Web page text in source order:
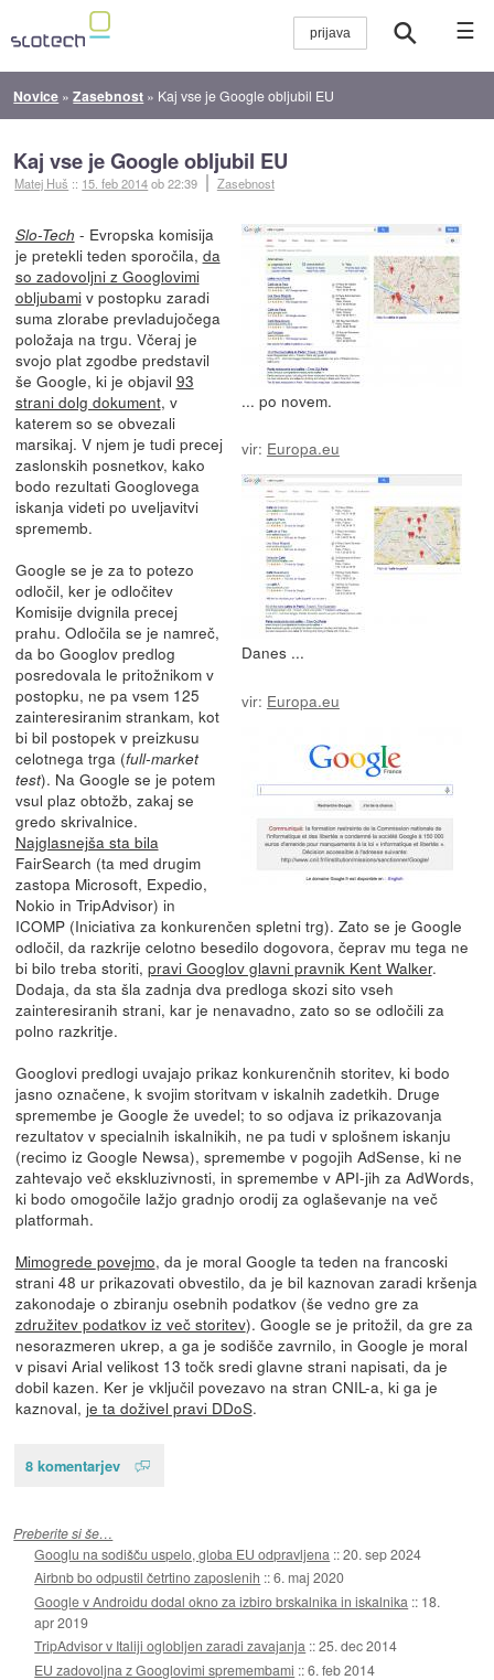
☰
Novice »Zasebnost » Kaj vse je Google obljubil EU
Kaj vse je Google obljubil EU
Matej Huš :: 15. feb 2014ob 22:39 Zasebnost
... po novem.
vir: Europa.eu
Danes ...
vir: Europa.eu
Slo-Tech - Evropska komisija
je pretekli teden sporočila, da
so zadovoljni z Googlovimi
obljubamiv postopku zaradi
suma zlorabe prevladujočega
položaja na trgu. Včeraj je
svojo plat zgodbe predstavil
še Google, ki je objavil 93
strani dolg dokument, v
katerem so se obvezali
marsikaj. V njem je tudi precej
zaslonskih posnetkov, kako
bodo rezultati Googlovega
iskanja videti po uveljavitvi
sprememb.
Google se je za to potezo
odločil, ker je odločitev
Komisije dvignila precej
prahu. Odločila se je namreč,
da bo Googlov predlog
posredovala le pritožnikom v
postopku, ne pa vsem 125
zainteresiranim strankam, kot
bi bil postopek v preizkusu
celotnega trga (full-market
test). Na Google se je potem
vsul plaz obtožb, zakaj se
gredo skrivalnice.
Najglasnejša sta bila
FairSearch (ta med drugim
zastopa Microsoft, Expedio,
Nokio in TripAdvisor) in
ICOMP (Iniciativa za konkurenčen spletni trg). Zato se je Google
odločil, da razkrije celotno besedilo dogovora, čeprav mu tega ne
bi bilo treba storiti, pravi Googlov glavni pravnik Kent Walker.
Dodaja, da sta šla zadnja dva predloga skozi sito vseh
zainteresiranih strani, kar je nenavadno, zato so se odločili za
polno razkritje.
Googlovi predlogi uvajajo prikaz konkurenčnih storitev, ki bodo
jasno označene, k svojim storitvam v iskalnih zadetkih. Druge
spremembe je Google že uvedel; to so odjava iz prikazovanja
rezultatov v specialnih iskalnikih, ne pa tudi v splošnem iskanju
(recimo iz Google Newsa), spremembe v pogojih AdSense, ki ne
zahtevajo več ekskluzivnosti, in spremembe v API-jih za AdWords,
ki bodo omogočile lažjo gradnjo orodij za oglaševanje na več
platformah.
Mimogrede povejmo, da je moral Google ta teden na francoski
strani 48 ur prikazovati obvestilo, da je bil kaznovan zaradi kršenja
zakonodaje o zbiranju osebnih podatkov (še vedno gre za
združitev podatkov iz več storitev). Google se je pritožil, da gre za
nesorazmeren ukrep, a ga je sodišče zavrnilo, in Google je moral
v pisavi Arial velikost 13 točk sredi glavne strani napisati, da je
dobil kazen. Ker je vključil povezavo na stran CNIL-a, ki ga je
kaznoval, je ta doživel pravi DDoS.
8 komentarjev
Preberite si še…
Googlu na sodišču uspelo, globa EU odpravljena ::20. sep 2024
Airbnb bo odpustil četrtino zaposlenih ::6. maj 2020
Google v Androidu dodal okno za izbiro brskalnika in iskalnika :: 18.
apr 2019
TripAdvisor v Italiji oglobljen zaradi zavajanja ::25. dec 2014
EU zadovoljna z Googlovimi spremembami ::6. feb 2014